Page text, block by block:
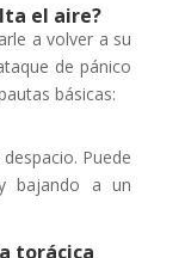
el aire?
a volver a su
de pánico
básicas:
Puede
bajando a un
torácica